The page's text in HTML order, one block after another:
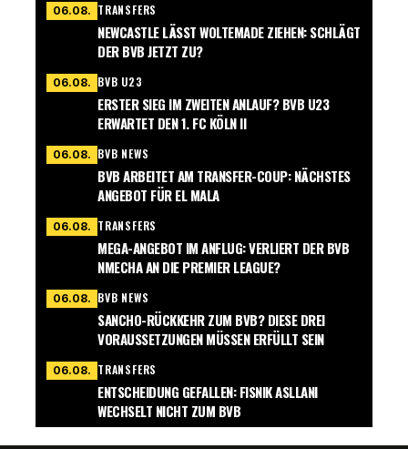
06.08. TRANSFERS
NEWCASTLE LÄSST WOLTEMADE ZIEHEN: SCHLÄGT
DER BVB JETZT ZU?
06.08. BVB U23
ERSTER SIEG IM ZWEITEN ANLAUF? BVB U23
ERWARTET DEN 1. FC KÖLN II
06.08. BVB NEWS
BVB ARBEITET AM TRANSFER-COUP: NÄCHSTES
ANGEBOT FÜR EL MALA
06.08. TRANSFERS
MEGA-ANGEBOT IM ANFLUG: VERLIERT DER BVB
NMECHA AN DIE PREMIER LEAGUE?
06.08. BVB NEWS
SANCHO-RÜCKKEHR ZUM BVB? DIESE DREI
VORAUSSETZUNGEN MÜSSEN ERFÜLLT SEIN
06.08. TRANSFERS
ENTSCHEIDUNG GEFALLEN: FISNIK ASLLANI
WECHSELT NICHT ZUM BVB